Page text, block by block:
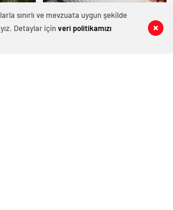
sınırlı ve mevzuata uygun şekilde
Detaylar içinveri politikamızı